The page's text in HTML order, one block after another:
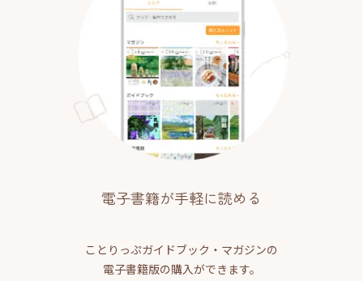
電子書籍が手軽に読める
ことりっぷガイドブック・マガジンの
電子書籍版の購入ができます。